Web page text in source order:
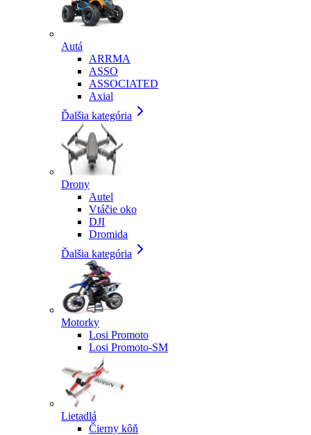
Autá
ARRMA
ASSO
ASSOCIATED
Axial
Ďalšia kategória
Drony
Autel
Vtáčie oko
DJI
Dromida
Ďalšia kategória
Motorky
Losi Promoto
Losi Promoto-SM
Lietadlá
Čierny kôň